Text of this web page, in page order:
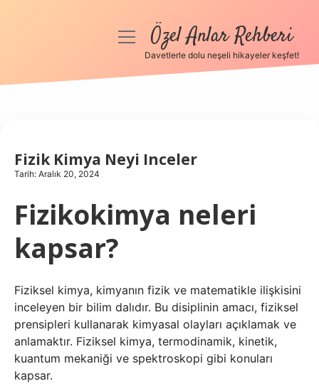
Anasayfa
Hakkımızda
menüyüÖzel Anlar Rehberi
Davetlerle dolu neşeli hikayeler keşfet!
Fizik Kimya Neyi Inceler
Tarih: Aralık 20, 2024
Fizikokimya neleri
kapsar?
Fiziksel kimya, kimyanın fizik ve matematikle ilişkisini
inceleyen bir bilim dalıdır. Bu disiplinin amacı, fiziksel
prensipleri kullanarak kimyasal olayları açıklamak ve
anlamaktır. Fiziksel kimya, termodinamik, kinetik,
kuantum mekaniği ve spektroskopi gibi konuları
kapsar.